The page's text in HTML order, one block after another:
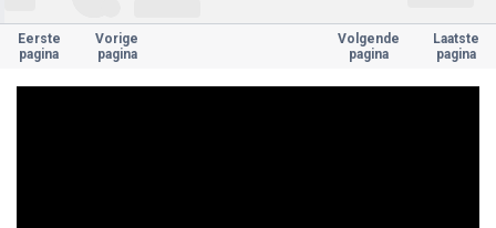
Eerste
pagina
Vorige
pagina
Volgende
pagina
Laatste
pagina